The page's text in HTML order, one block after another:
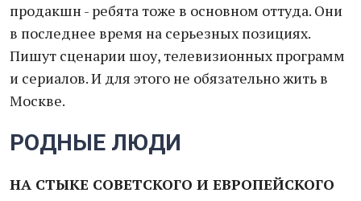
продакшн - ребята тоже в основном оттуда. Они
в последнее время на серьезных позициях.
Пишут сценарии шоу, телевизионных программ
и сериалов. И для этого не обязательно жить в
Москве.
РОДНЫЕ ЛЮДИ
НА СТЫКЕ СОВЕТСКОГО И ЕВРОПЕЙСКОГО